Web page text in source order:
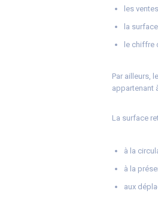
les
la
le chiffre
Par ailleurs,
appartenant
La surface
à la
à la
aux